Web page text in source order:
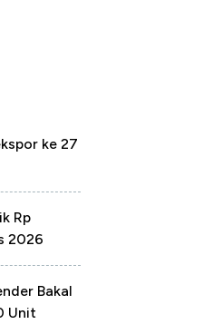
ke 27
Rp
2026
Bakal
Unit